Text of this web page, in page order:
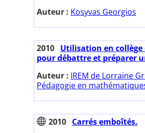
Auteur : Kosyvas Georgios
2010 Utilisation en
pour débattre et préparer
Auteur : IREM de Lorraine
Pédagogie en
2010 Carrés emboîtés.